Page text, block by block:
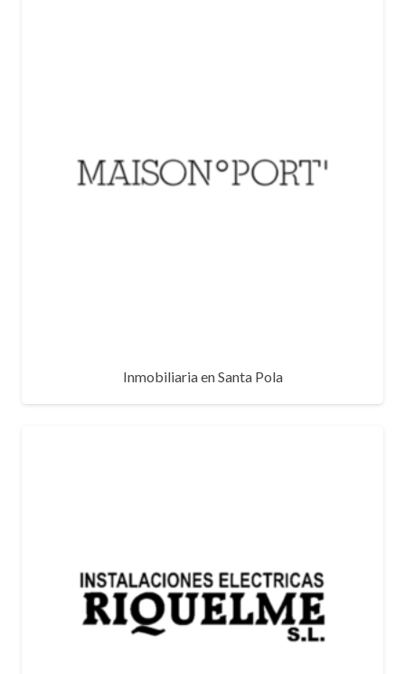
Inmobiliaria en Santa Pola